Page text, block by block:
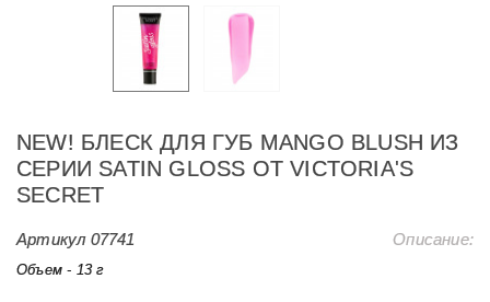
NEW! БЛЕСК ДЛЯ ГУБ MANGO BLUSH ИЗ
СЕРИИ SATIN GLOSS ОТ VICTORIA'S
SECRET
Артикул 07741 Описание:
Объем - 13 г